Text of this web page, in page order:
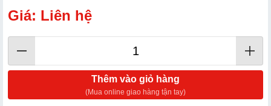
Giá: Liên hệ
Thêm vào giỏ hàng
(Mua online giao hàng tận tay)